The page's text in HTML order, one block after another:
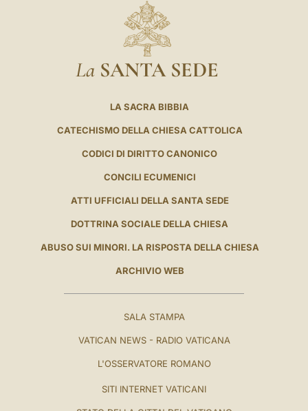
La SANTA SEDE
LA SACRA BIBBIA
CATECHISMO DELLA CHIESA CATTOLICA
CODICI DI DIRITTO CANONICO
CONCILI ECUMENICI
ATTI UFFICIALI DELLA SANTA SEDE
DOTTRINA SOCIALE DELLA CHIESA
ABUSO SUI MINORI. LA RISPOSTA DELLA CHIESA
ARCHIVIO WEB
SALA STAMPA
VATICAN NEWS - RADIO VATICANA
L'OSSERVATORE ROMANO
SITI INTERNET VATICANI